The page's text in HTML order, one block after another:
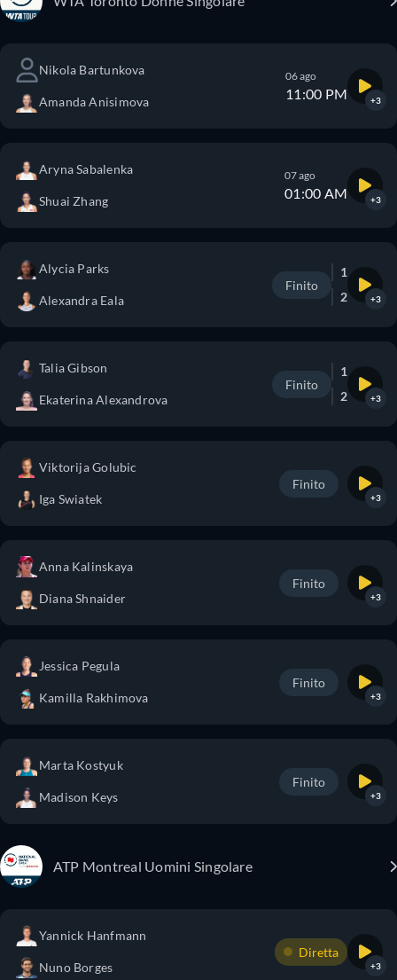
Nikola Bartunkova
Amanda Anisimova
06 ago
11:00 PM +3
Aryna Sabalenka
Shuai Zhang
07 ago
01:00 AM +3
Alycia Parks
Alexandra Eala
Finito
1
2
+3
Talia Gibson
Ekaterina Alexandrova
Finito
1
2
+3
Viktorija Golubic
Iga Swiatek
Finito
+3
Anna Kalinskaya
Diana Shnaider
Finito
+3
Jessica Pegula
Kamilla Rakhimova
Finito
+3
Marta Kostyuk
Madison Keys
Finito
+3
ATP Montreal Uomini Singolare
Yannick Hanfmann
Nuno Borges
Diretta
+3